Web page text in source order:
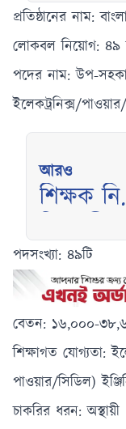
বিশাল
প্রতিষ্ঠানের নাম:
লোকবল নিয়োগ:
পদের নাম: উপ-
ইলেকট্রনিক্স/
আরও
শিক্ষক
আইডিয়াল
স্কুল
পদসংখ্যা: ৪৯টি
বেতন: ১৬,০০০-
শিক্ষাগত যোগ্যতা:
পাওয়ার/সিডিল)
চাকরির ধরন: অস্থায়ী